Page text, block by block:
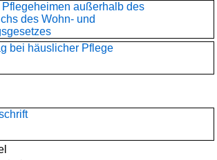
Pflegeheimen außerhalb des
des Wohn- und
bei häuslicher Pflege